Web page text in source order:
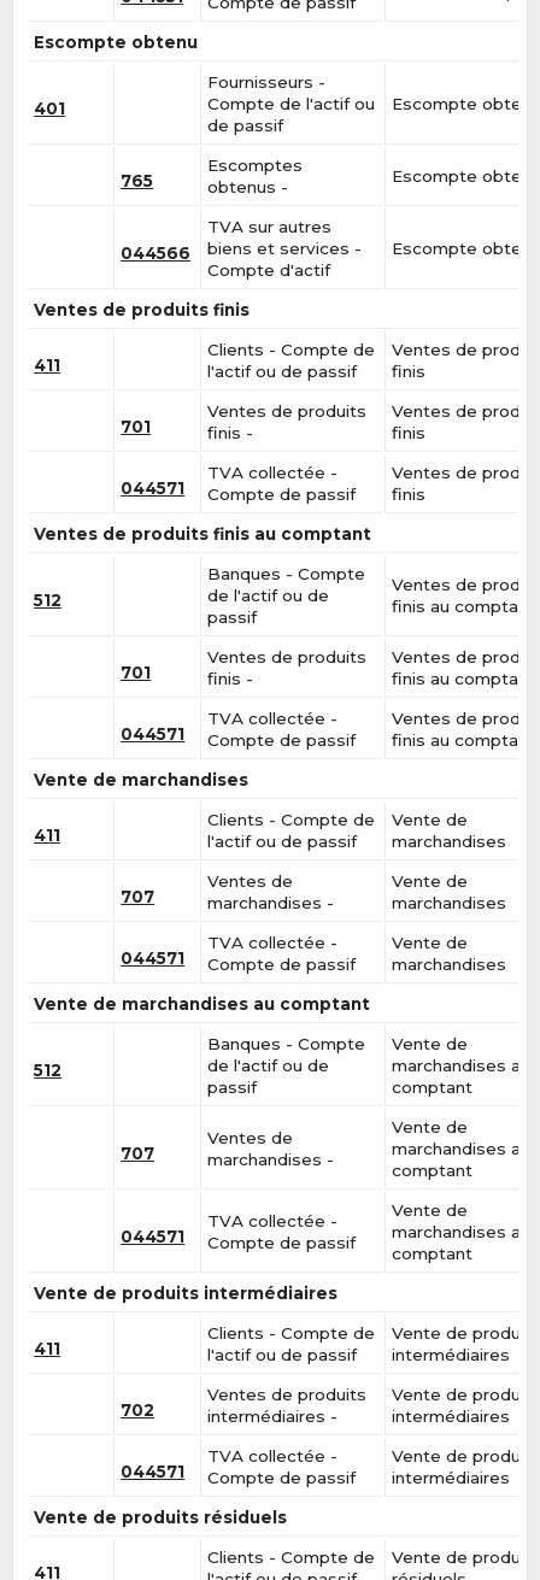
Escompte obtenu
401
Fournisseurs -
Compte de l'actif ou
de passif
Escompte
765
Escomptes
obtenus -
Escompte
044566
TVA sur autres
biens et services -
Compte d'actif
Escompte
Ventes de produits finis
411
Clients - Compte de
l'actif ou de passif
Ventes de
finis
701
Ventes de produits
finis -
Ventes de
finis
044571
TVA collectée -
Compte de passif
Ventes de
finis
Ventes de produits finis au comptant
512
Banques - Compte
de l'actif ou de
passif
Ventes de
finis au comptant
701
Ventes de produits
finis -
Ventes de
finis au comptant
044571
TVA collectée -
Compte de passif
Ventes de
finis au comptant
Vente de marchandises
411
Clients - Compte de
l'actif ou de passif
Vente de
marchandises
707
Ventes de
marchandises -
Vente de
marchandises
044571
TVA collectée -
Compte de passif
Vente de
marchandises
Vente de marchandises au comptant
512
Banques - Compte
de l'actif ou de
passif
Vente de
marchandises au
comptant
707
Ventes de
marchandises -
Vente de
marchandises au
comptant
044571
TVA collectée -
Compte de passif
Vente de
marchandises au
comptant
Vente de produits intermédiaires
411
Clients - Compte de
l'actif ou de passif
Vente de
intermédiaires
702
Ventes de produits
intermédiaires -
Vente de
intermédiaires
044571
TVA collectée -
Compte de passif
Vente de
intermédiaires
Vente de produits résiduels
411
Clients - Compte de
Vente de